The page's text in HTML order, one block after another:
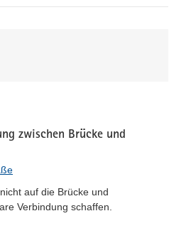
zwischen Brücke und
auf die Brücke und
Verbindung schaffen.